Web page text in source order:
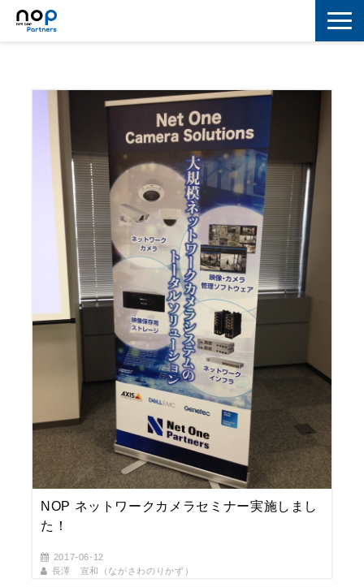
マーケティング
セキュリティ
IoT
コラボレーション
スキルアップ
IT用語解説
NOP ネットワークカメラセミナー実施しまし
た！
2017-06-12
長澤 宣和（ながさわのりかず）